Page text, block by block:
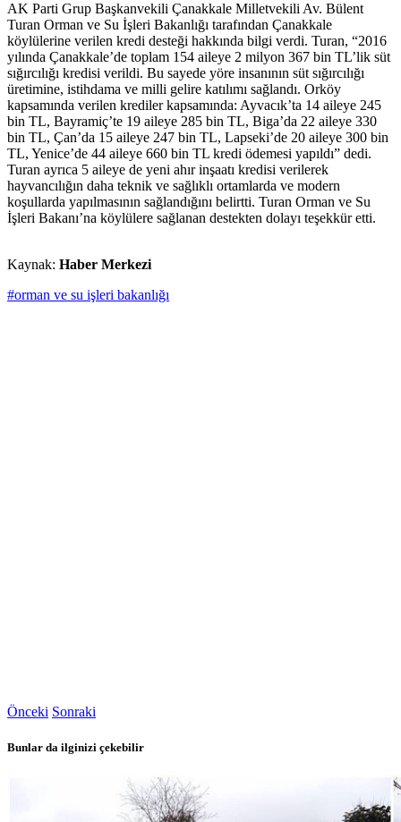
AK Parti Grup Başkanvekili Çanakkale Milletvekili Av. Bülent
Turan Orman ve Su İşleri Bakanlığı tarafından Çanakkale
köylülerine verilen kredi desteği hakkında bilgi verdi. Turan, “2016
yılında Çanakkale’de toplam 154 aileye 2 milyon 367 bin TL’lik süt
sığırcılığı kredisi verildi. Bu sayede yöre insanının süt sığırcılığı
üretimine, istihdama ve milli gelire katılımı sağlandı. Orköy
kapsamında verilen krediler kapsamında: Ayvacık’ta 14 aileye 245
bin TL, Bayramiç’te 19 aileye 285 bin TL, Biga’da 22 aileye 330
bin TL, Çan’da 15 aileye 247 bin TL, Lapseki’de 20 aileye 300 bin
TL, Yenice’de 44 aileye 660 bin TL kredi ödemesi yapıldı” dedi.
Turan ayrıca 5 aileye de yeni ahır inşaatı kredisi verilerek
hayvancılığın daha teknik ve sağlıklı ortamlarda ve modern
koşullarda yapılmasının sağlandığını belirtti. Turan Orman ve Su
İşleri Bakanı’na köylülere sağlanan destekten dolayı teşekkür etti.
Kaynak: Haber Merkezi
#orman ve su işleri bakanlığı
Önceki Sonraki
Bunlar da ilginizi çekebilir